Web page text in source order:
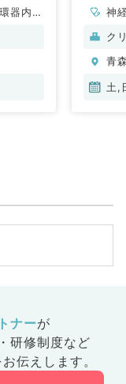
器内
科、内
神
科
内
ク
青
土,
ナーが
研修制度など
伝えします。